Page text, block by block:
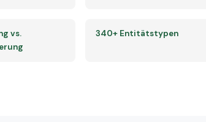
vs.
340+ Entitätstypen